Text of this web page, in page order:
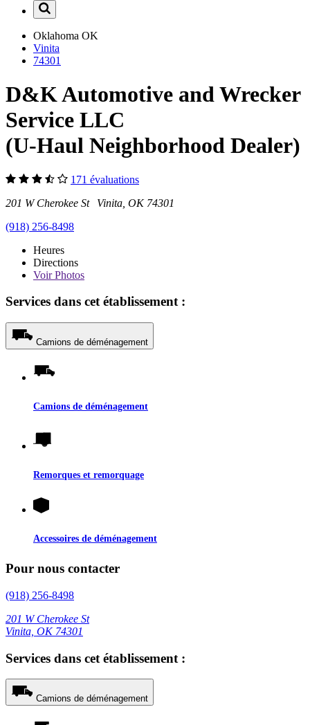
Oklahoma OK
Vinita
74301
D&K Automotive and Wrecker
Service LLC
(U-Haul Neighborhood Dealer)
171 évaluations
201 W Cherokee St Vinita, OK 74301
(918) 256-8498
Heures
Directions
VoirPhotos
Services dans cet établissement :
Camions de déménagement
Camions de déménagement
Remorques et remorquage
Accessoires de déménagement
Pour nous contacter
(918) 256-8498
201 W Cherokee St
Vinita, OK 74301
Services dans cet établissement :
Camions de déménagement